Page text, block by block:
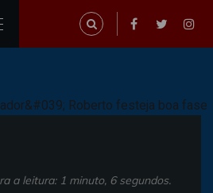
a leitura: 1 minuto, 6 segundos.